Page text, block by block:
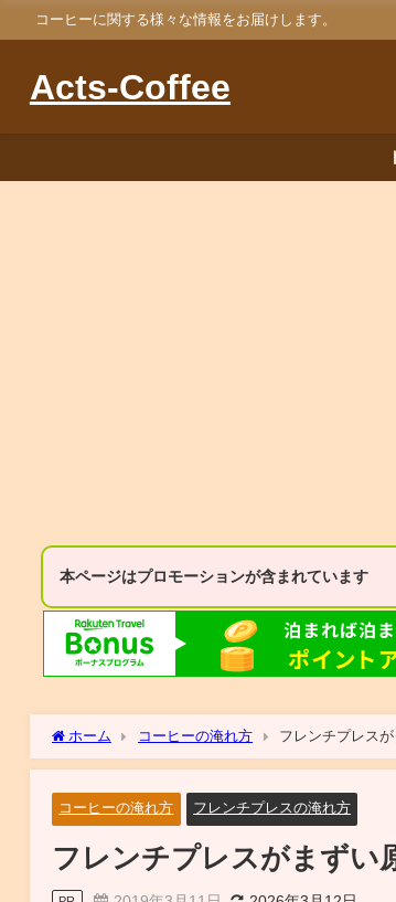
コーヒーに関する様々な情報をお届けします。
Acts-Coffee
本ページはプロモーションが含まれています
ホーム コーヒーの淹れ方 フレンチプレス
コーヒーの淹れ方 フレンチプレスの淹れ方
フレンチプレスがまずい